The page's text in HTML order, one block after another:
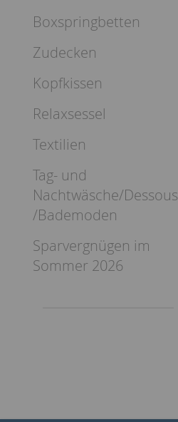
Boxspringbetten
Zudecken
Kopfkissen
Relaxsessel
Textilien
Tag- und
Nachtwäsche/Dessous
/Bademoden
Sparvergnügen im
Sommer 2026